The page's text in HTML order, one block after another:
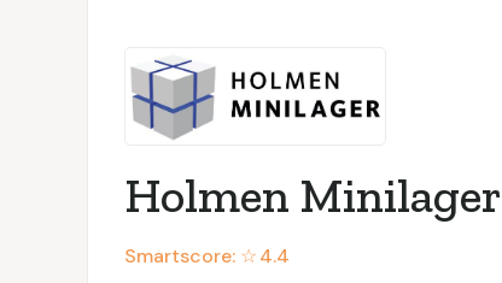
Holmen Minilager
Smartscore: ☆4.4